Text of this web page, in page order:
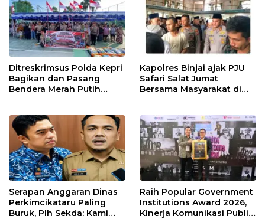
Ditreskrimsus Polda Kepri
Bagikan dan Pasang
Bendera Merah Putih
Kebangsaan.
Kapolres Binjai ajak PJU
Safari Salat Jumat
Bersama Masyarakat di
Serapan Anggaran Dinas
Perkimcikataru Paling
Buruk, Plh Sekda: Kami
Raih Popular Government
Institutions Award 2026,
Kinerja Komunikasi Publik